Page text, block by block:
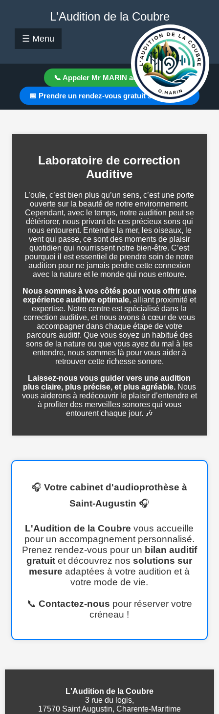
L'Audition de la Coubre
☰ Menu
📞 Appeler Mr MARIN au Cabinet
📅 Prendre un rendez-vous gratuit sur Doctolib
Laboratoire de correction
Auditive
L’ouïe, c’est bien plus qu’un sens, c’est une porte
ouverte sur la beauté de notre environnement.
Cependant, avec le temps, notre audition peut se
détériorer, nous privant de ces précieux sons qui
nous entourent. Entendre la mer, les oiseaux, le
vent qui passe, ce sont des moments de plaisir
quotidien qui nourrissent notre bien-être. C’est
pourquoi il est essentiel de prendre soin de notre
audition pour ne jamais perdre cette connexion
avec la nature et le monde qui nous entoure.
Nous sommes à vos côtés pour vous offrir une
expérience auditive optimale, alliant proximité et
expertise. Notre centre est spécialisé dans la
correction auditive, et nous avons à cœur de vous
accompagner dans chaque étape de votre
parcours auditif. Que vous soyez un habitué des
sons de la nature ou que vous ayez du mal à les
entendre, nous sommes là pour vous aider à
retrouver cette richesse sonore.
Laissez-nous vous guider vers une audition
plus claire, plus précise, et plus agréable.Nous
vous aiderons à redécouvrir le plaisir d’entendre et
à profiter des merveilles sonores qui vous
entourent chaque jour. 🎶
🎧Votre cabinet d'audioprothèse à
Saint-Augustin 🎧
L'Audition de la Coubre vous accueille
pour un accompagnement personnalisé.
Prenez rendez-vous pour un bilan auditif
gratuit et découvrez nossolutions sur
mesure adaptées à votre audition et à
votre mode de vie.
📞 Contactez-nous pour réserver votre
créneau !
L'Audition de la Coubre
3 rue du logis,
17570 Saint Augustin, Charente-Maritime